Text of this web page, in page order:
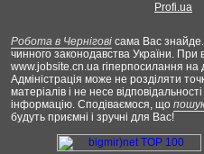
Profi.ua
Робота в Чернігові сама Вас знайде.
чинного законодавства України. При
www.jobsite.cn.ua гіперпосилання на
Адміністрація може не розділяти
матеріалів і не несе
інформацію. Сподіваємося, що
будуть приємні і зручні для Вас!